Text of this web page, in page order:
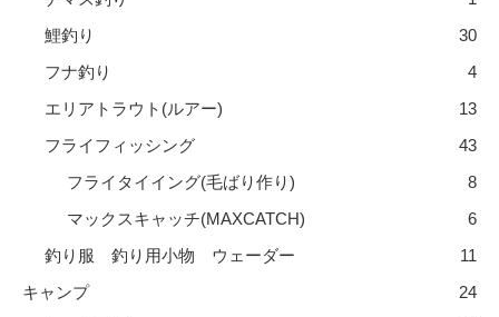
鯉釣り
30
フナ釣り
4
エリアトラウト(ルアー)
13
フライフィッシング
43
フライタイイング(毛ばり作り)
8
マックスキャッチ(MAXCATCH)
6
釣り服 釣り用小物 ウェーダー
11
キャンプ
24